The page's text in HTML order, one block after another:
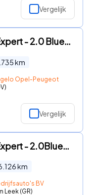
Vergelijk
Peugeot Expert - 2.0 BlueHDi 145 L3 | Navigatie | Camera | 3-Zits | Long | Ke
km
Opel-Peugeot
Vergelijk
Peugeot Expert - 2.0BlueHDI 120pk L3/H1 Automaat Euro 6
km
BV
Leek (GR)